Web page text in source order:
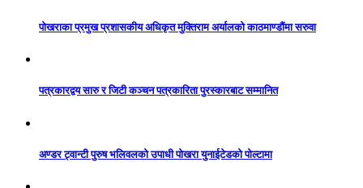
पोखराका प्रमुख प्रशासकीय अधिकृत मुक्तिराम अर्यालको काठमाण्डौंमा सरुवा
पत्रकारद्वय सारु र जिटी कञ्चन पत्रकारिता पुरस्कारबाट सम्मानित
अण्डर ट्वान्टी पुरुष भलिवलको उपाधी पोखरा युनाईटेडको पोल्टामा